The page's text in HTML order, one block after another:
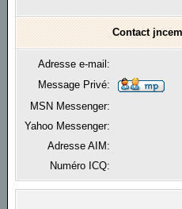
Contact
Adresse e-mail:
Message Privé:
MSN Messenger:
Yahoo Messenger:
Adresse AIM:
Numéro ICQ: